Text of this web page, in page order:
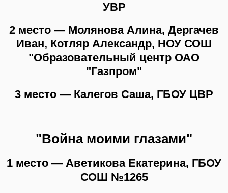
УВР
2 место — Молянова Алина, Дергачев
Иван, Котляр Александр, НОУ СОШ
"Образовательный центр ОАО
"Газпром"
3 место — Калегов Саша, ГБОУ ЦВР
"Война моими глазами"
1 место — Аветикова Екатерина, ГБОУ
СОШ №1265